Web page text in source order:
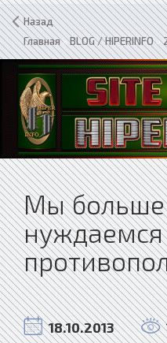
Назад
Главная»BLOG / HIPERINFO»
Мы больше
18.10.2013